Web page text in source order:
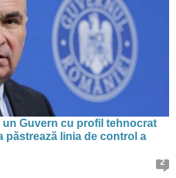
Guvern cu profil tehnocrat
păstrează linia de control a
2